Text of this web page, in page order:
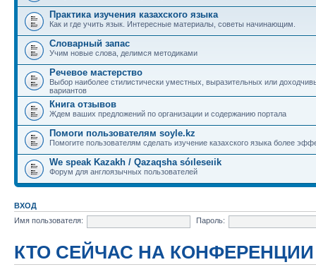
Практика изучения казахского языка
Как и где учить язык. Интересные материалы, советы начинающим.
Словарный запас
Учим новые слова, делимся методиками
Речевое мастерство
Выбор наиболее стилистически уместных, выразительных или
вариантов
Книга отзывов
Ждем ваших предложений по организации и содержанию портала
Помоги пользователям soyle.kz
Помогите пользователям сделать изучение казахского языка более
We speak Kazakh / Qazaqsha sóıleseıik
Форум для англоязычных пользователей
ВХОД
Имя пользователя:
Пароль:
КТО СЕЙЧАС НА КОНФЕРЕНЦИИ